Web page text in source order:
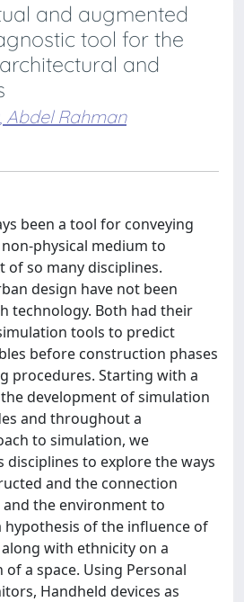
and augmented
tool for the
and
Abdel Rahman
been a tool for conveying
physical medium to
of so many disciplines.
design have not been
technology. Both had their
tools to predict
before construction phases
procedures. Starting with a
development of simulation
and throughout a
to simulation, we
disciplines to explore the ways
and the connection
the environment to
hypothesis of the influence of
with ethnicity on a
of a space. Using Personal
Handheld devices as